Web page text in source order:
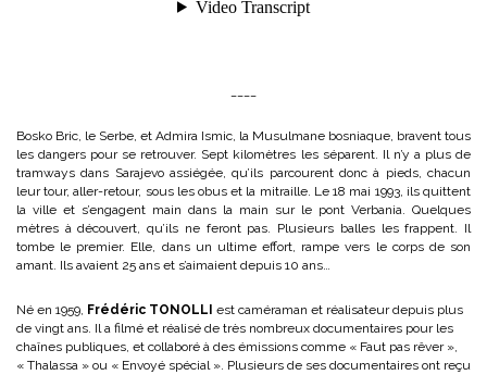
Bosko Bric, le Serbe, et Admira Ismic, la Musulmane bosniaque, bravent tous
les dangers pour se retrouver. Sept kilomètres les séparent. Il n’y a plus de
tramways dans Sarajevo assiégée, qu’ils parcourent donc à pieds, chacun
leur tour, aller-retour, sous les obus et la mitraille. Le 18 mai 1993, ils quittent
la ville et s’engagent main dans la main sur le pont Verbania. Quelques
mètres à découvert, qu’ils ne feront pas. Plusieurs balles les frappent. Il
tombe le premier. Elle, dans un ultime effort, rampe vers le corps de son
amant. Ils avaient 25 ans et s’aimaient depuis 10 ans…
Né en 1959, Frédéric TONOLLI est caméraman et réalisateur depuis plus
de vingt ans. Il a filmé et réalisé de très nombreux documentaires pour les
chaînes publiques, et collaboré à des émissions comme « Faut pas rêver »,
« Thalassa » ou « Envoyé spécial ». Plusieurs de ses documentaires ont reçu